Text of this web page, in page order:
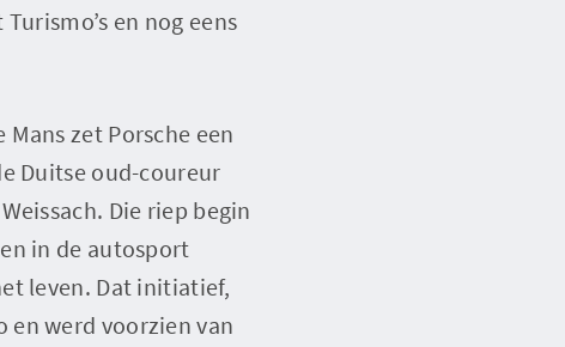
en nog eens
Mans zet Porsche een
Duitse oud-coureur
Die riep begin
in de autosport
leven. Dat initiatief,
en werd voorzien van